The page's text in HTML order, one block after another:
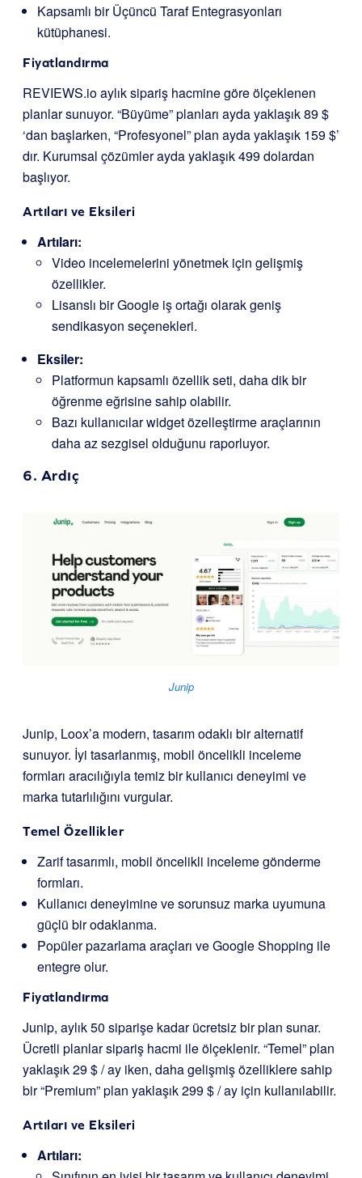
Kapsamlı bir Üçüncü Taraf Entegrasyonları
kütüphanesi.
Fiyatlandırma
REVIEWS.io aylık sipariş hacmine göre ölçeklenen
planlar sunuyor. “Büyüme” planları ayda yaklaşık 89 $
‘dan başlarken, “Profesyonel” plan ayda yaklaşık 159 $’
dır. Kurumsal çözümler ayda yaklaşık 499 dolardan
başlıyor.
Artıları ve Eksileri
Artıları:
Video incelemelerini yönetmek için gelişmiş
özellikler.
Lisanslı bir Google iş ortağı olarak geniş
sendikasyon seçenekleri.
Eksiler:
Platformun kapsamlı özellik seti, daha dik bir
öğrenme eğrisine sahip olabilir.
Bazı kullanıcılar widget özelleştirme araçlarının
daha az sezgisel olduğunu raporluyor.
6. Ardıç
Junip
Junip, Loox’a modern, tasarım odaklı bir alternatif
sunuyor. İyi tasarlanmış, mobil öncelikli inceleme
formları aracılığıyla temiz bir kullanıcı deneyimi ve
marka tutarlılığını vurgular.
Temel Özellikler
Zarif tasarımlı, mobil öncelikli inceleme gönderme
formları.
Kullanıcı deneyimine ve sorunsuz marka uyumuna
güçlü bir odaklanma.
Popüler pazarlama araçları ve Google Shopping ile
entegre olur.
Fiyatlandırma
Junip, aylık 50 siparişe kadar ücretsiz bir plan sunar.
Ücretli planlar sipariş hacmi ile ölçeklenir. “Temel” plan
yaklaşık 29 $ / ay iken, daha gelişmiş özelliklere sahip
bir “Premium” plan yaklaşık 299 $ / ay için kullanılabilir.
Artıları ve Eksileri
Artıları: